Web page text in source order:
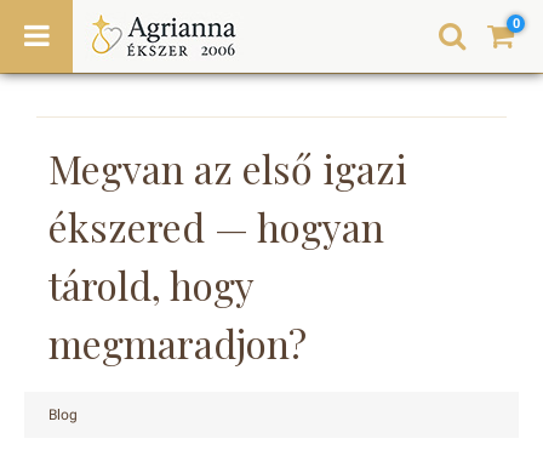
0
Megvan az első igazi
ékszered — hogyan
tárold, hogy
megmaradjon?
Blog